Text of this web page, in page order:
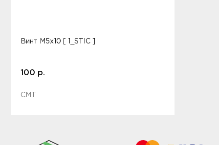
Винт M5x10 [ 1_STIC ]
100 р.
CMT